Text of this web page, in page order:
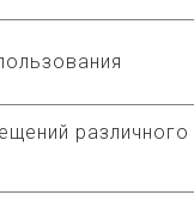
различного